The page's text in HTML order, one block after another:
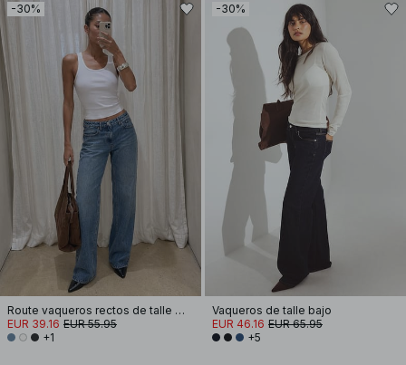
-30%
Route vaqueros rectos de talle medio
EUR 39.16 EUR 55.95
+1
-30%
Vaqueros de talle bajo
EUR 46.16 EUR 65.95
+5